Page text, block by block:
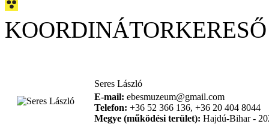
KOORDINÁTORKERESŐ
Seres László
E-mail: ebesmuzeum@gmail.com
Telefon: +36 52 366 136, +36 20 404 8044
Megye (működési terület): Hajdú-Bihar -